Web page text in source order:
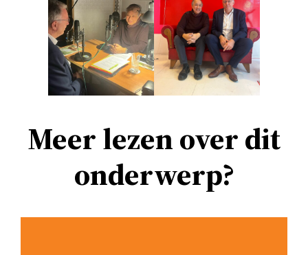
Meer lezen over dit
onderwerp?